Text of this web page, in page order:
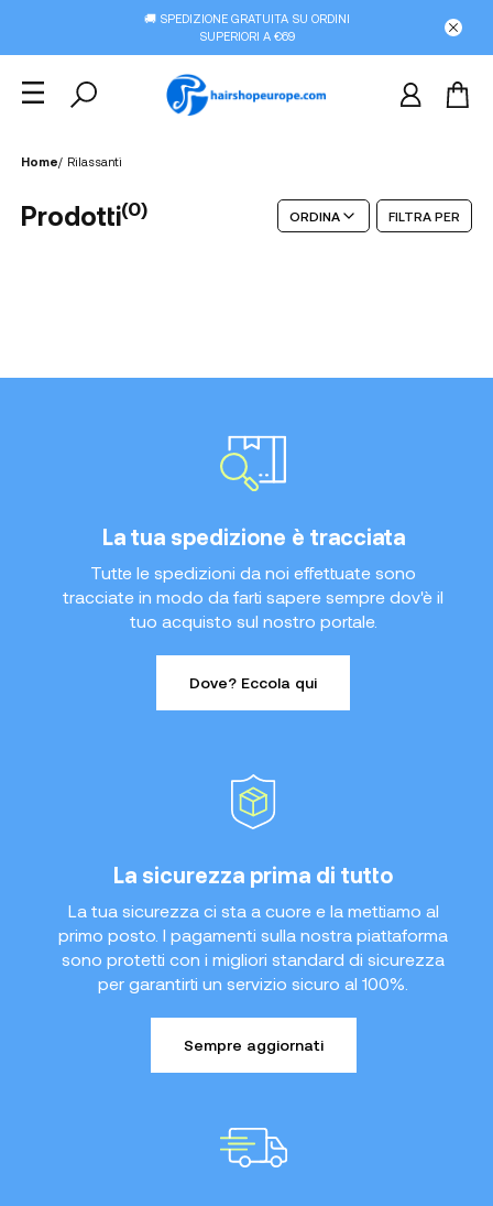
🚚 SPEDIZIONE GRATUITA SU ORDINI
SUPERIORI A €69
Home/ Rilassanti
Prodotti(0) ORDINA FILTRA PER
La tua spedizione è tracciata
Tutte le spedizioni da noi effettuate sono
tracciate in modo da farti sapere sempre dov'è il
tuo acquisto sul nostro portale.
Dove? Eccola qui
La sicurezza prima di tutto
La tua sicurezza ci sta a cuore e la mettiamo al
primo posto. I pagamenti sulla nostra piattaforma
sono protetti con i migliori standard di sicurezza
per garantirti un servizio sicuro al 100%.
Sempre aggiornati